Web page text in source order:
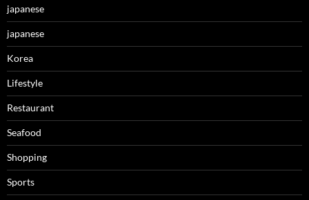
japanese
japanese
Korea
Lifestyle
Restaurant
Seafood
Shopping
Sports